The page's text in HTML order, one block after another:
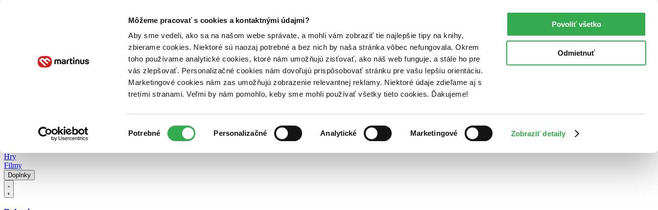
Môžeme pracovať s cookies a kontaktnými údajmi?
Aby sme vedeli, ako sa na našom webe správate, a mohli vám zobraziť tie najlepšie tipy na knihy,
zbierame cookies. Niektoré sú naozaj potrebné a bez nich by naša stránka vôbec nefungovala. Okrem
toho používame analytické cookies, ktoré nám umožňujú zisťovať, ako náš web funguje, a stále ho pre
vás zlepšovať. Personalizačné cookies nám dovoľujú prispôsobovať stránku pre vašu lepšiu orientáciu.
Marketingové cookies nám zas umožňujú zobrazenie relevantnej reklamy. Niektoré údaje zdieľame aj s
tretími stranami. Veľmi by nám pomohlo, keby sme mohli používať všetky tieto cookies. Ďakujeme!
súhlasu
Potrebné Personalizačné Analytické Marketingové Zobraziť detaily
Povoliť všetko
Odmietnuť
Poukážky Kontakt
Hry
Filmy
Doplnky